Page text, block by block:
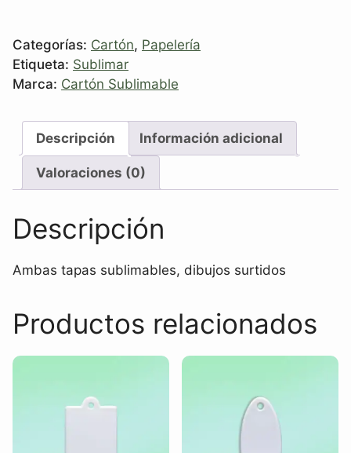
Categorías: Cartón, Papelería
Etiqueta: Sublimar
Marca: Cartón Sublimable
Descripción Información adicional
Valoraciones (0)
Descripción
Ambas tapas sublimables, dibujos surtidos
Productos relacionados